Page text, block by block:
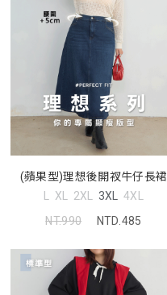
(蘋果型)理想後開衩牛仔長裙
L XL 2XL 3XL 4XL
NT.990
NTD.485